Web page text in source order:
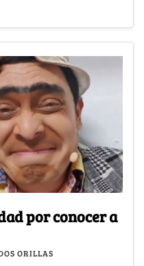
por conocer a
ORILLAS